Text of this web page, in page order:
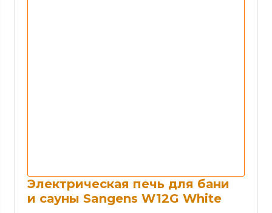
Электрическая печь для бани
и сауны Sangens W12G White